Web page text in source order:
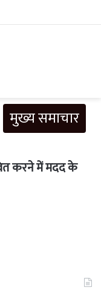
मुख्य समाचार
करने में मदद के